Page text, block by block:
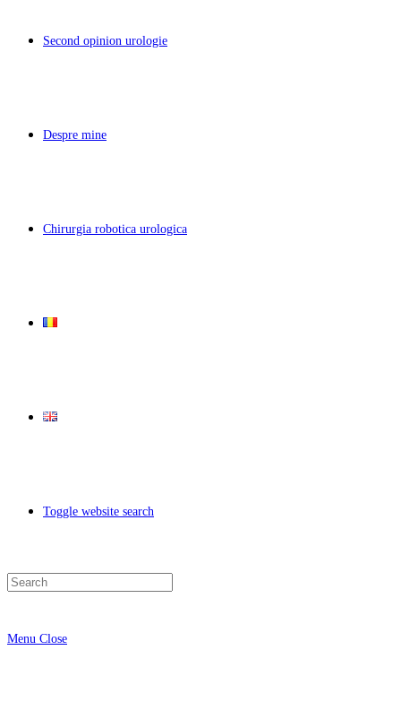
Second opinion urologie
Despre mine
Chirurgia robotica urologica
Toggle website search
Menu Close